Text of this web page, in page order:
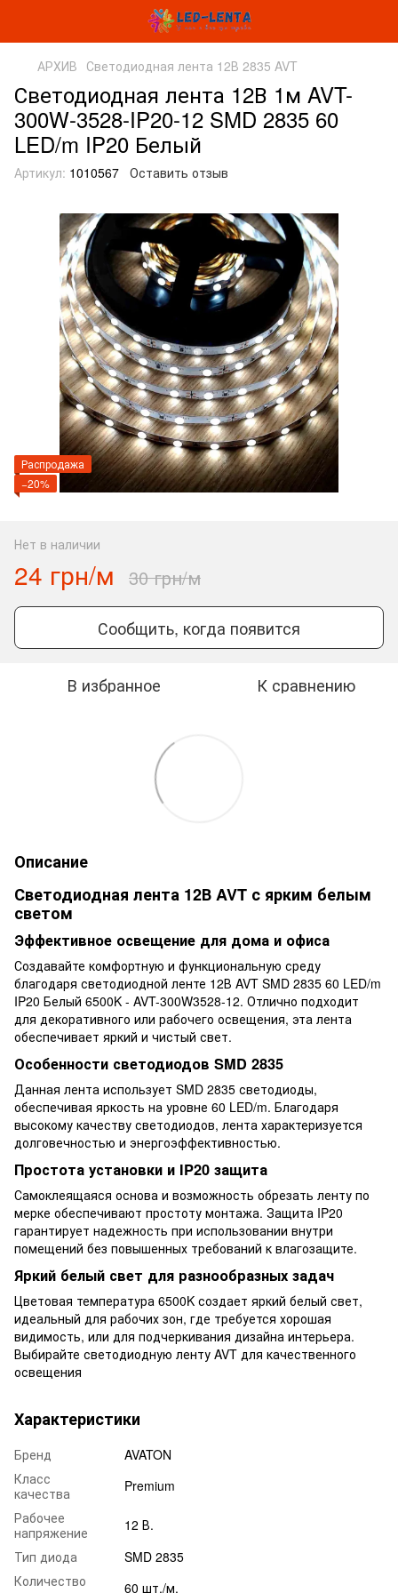
АРХИВ Светодиодная лента 12В 2835 AVT
Светодиодная лента 12В 1м AVT-
300W-3528-IP20-12 SMD 2835 60
LED/m IP20 Белый
Артикул: 1010567 Оставить отзыв
Распродажа
−20%
Нет в наличии
24 грн/м 30 грн/м
Сообщить, когда появится
В избранное К сравнению
Описание
Светодиодная лента 12В AVT с ярким белым
светом
Эффективное освещение для дома и офиса
Создавайте комфортную и функциональную среду
благодаря светодиодной ленте 12В AVT SMD 2835 60 LED/m
IP20 Белый 6500K - AVT-300W3528-12. Отлично подходит
для декоративного или рабочего освещения, эта лента
обеспечивает яркий и чистый свет.
Особенности светодиодов SMD 2835
Данная лента использует SMD 2835 светодиоды,
обеспечивая яркость на уровне 60 LED/m. Благодаря
высокому качеству светодиодов, лента характеризуется
долговечностью и энергоэффективностью.
Простота установки и IP20 защита
Самоклеящаяся основа и возможность обрезать ленту по
мерке обеспечивают простоту монтажа. Защита IP20
гарантирует надежность при использовании внутри
помещений без повышенных требований к влагозащите.
Яркий белый свет для разнообразных задач
Цветовая температура 6500K создает яркий белый свет,
идеальный для рабочих зон, где требуется хорошая
видимость, или для подчеркивания дизайна интерьера.
Выбирайте светодиодную ленту AVT для качественного
освещения
Характеристики
Бренд
AVATON
Класс
качества
Premium
Рабочее
напряжение
12 В.
Тип диода
SMD 2835
Количество
60 шт./м.